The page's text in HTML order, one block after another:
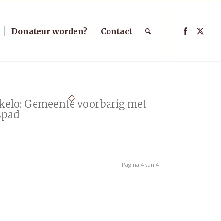
Donateur worden? Contact
Gemeente voorbarig met
Pagina 4 van 4